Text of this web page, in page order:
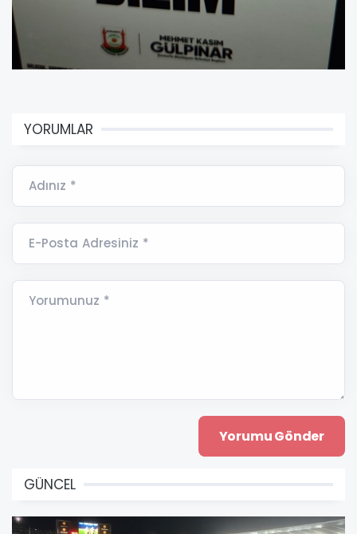
YORUMLAR
Adınız *
E-Posta Adresiniz *
Yorumunuz *
GÜNCEL